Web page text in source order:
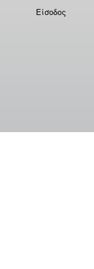
Είσοδος